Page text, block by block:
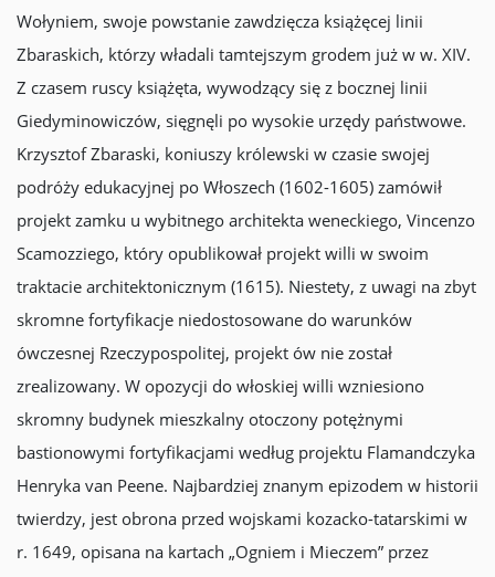
Wołyniem, swoje powstanie zawdzięcza książęcej linii
Zbaraskich, którzy władali tamtejszym grodem już w w. XIV.
Z czasem ruscy książęta, wywodzący się z bocznej linii
Giedyminowiczów, sięgnęli po wysokie urzędy państwowe.
Krzysztof Zbaraski, koniuszy królewski w czasie swojej
podróży edukacyjnej po Włoszech (1602-1605) zamówił
projekt zamku u wybitnego architekta weneckiego, Vincenzo
Scamozziego, który opublikował projekt willi w swoim
traktacie architektonicznym (1615). Niestety, z uwagi na zbyt
skromne fortyfikacje niedostosowane do warunków
ówczesnej Rzeczypospolitej, projekt ów nie został
zrealizowany. W opozycji do włoskiej willi wzniesiono
skromny budynek mieszkalny otoczony potężnymi
bastionowymi fortyfikacjami według projektu Flamandczyka
Henryka van Peene. Najbardziej znanym epizodem w historii
twierdzy, jest obrona przed wojskami kozacko-tatarskimi w
r. 1649, opisana na kartach „Ogniem i Mieczem” przez